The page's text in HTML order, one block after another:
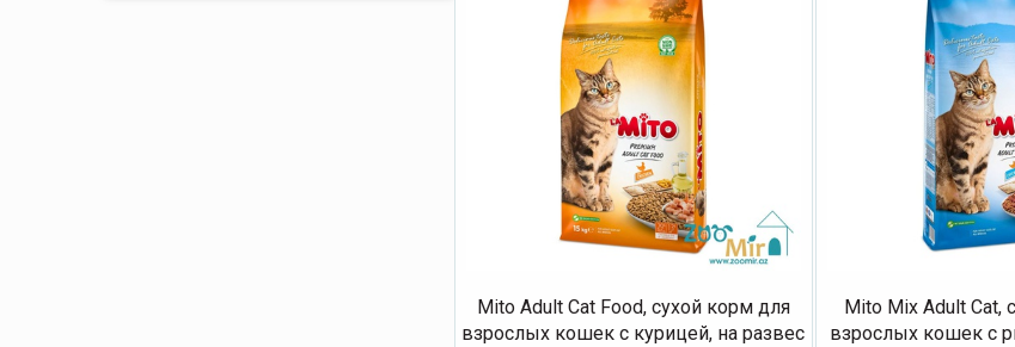
Mito Adult Cat Food, сухой корм для
взрослых кошек с курицей, на развес
Mito Mix Adult Cat,
взрослых кошек с